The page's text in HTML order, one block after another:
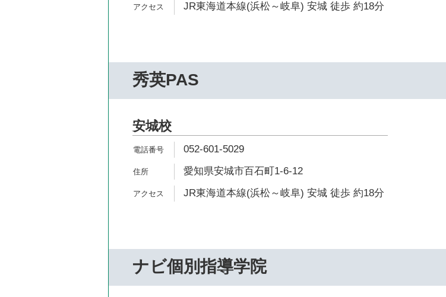
JR東海道本線(浜松～岐阜) 安城 徒歩 約18分
秀英PAS
安城校
052-601-5029
愛知県安城市百石町1-6-12
JR東海道本線(浜松～岐阜) 安城 徒歩 約18分
ナビ個別指導学院